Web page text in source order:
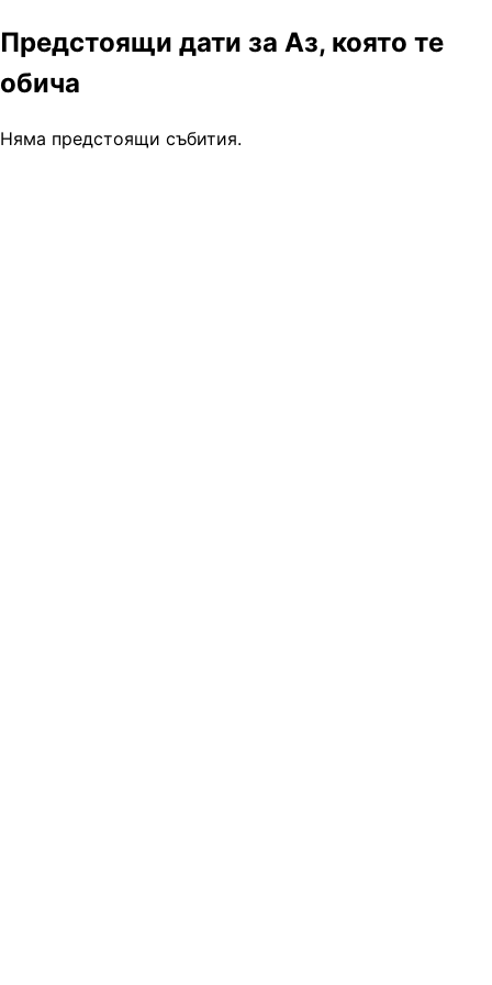
Предстоящи дати за Аз, която те
обича
Няма предстоящи събития.